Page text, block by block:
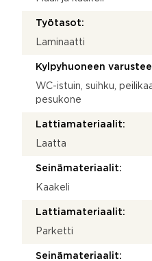
Työtasot:
Laminaatti
Kylpyhuoneen
WC-istuin, suihku,
pesukone
Lattiamateriaalit:
Laatta
Seinämateriaalit:
Kaakeli
Lattiamateriaalit:
Parketti
Seinämateriaalit: